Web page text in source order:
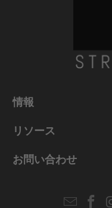
情報
リソース
お問い合わせ
Email